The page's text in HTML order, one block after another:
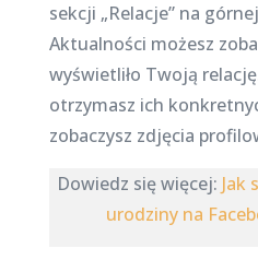
sekcji „Relacje” na
Aktualności możesz
wyświetliło Twoją
otrzymasz ich
zobaczysz zdjęcia
Dowiedz się więcej: Jak
urodziny na